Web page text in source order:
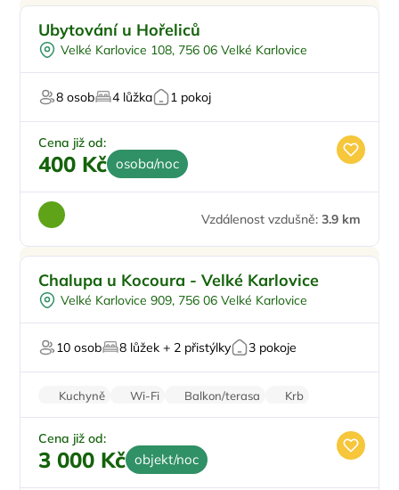
Ubytování u Hořeliců
Velké Karlovice 108, 756 06 Velké Karlovice
8 osob 4 lůžka 1 pokoj
Cena již od:
400 Kč osoba/noc
Vzdálenost vzdušně: 3.9 km
Pro skupiny
Pro turisty
Chalupa u Kocoura - Velké Karlovice
Velké Karlovice 909, 756 06 Velké Karlovice
10 osob 8 lůžek + 2 přistýlky 3 pokoje
Kuchyně Wi-Fi Balkon/terasa
Krb
Stolní hry
Cena již od:
3 000 Kč objekt/noc